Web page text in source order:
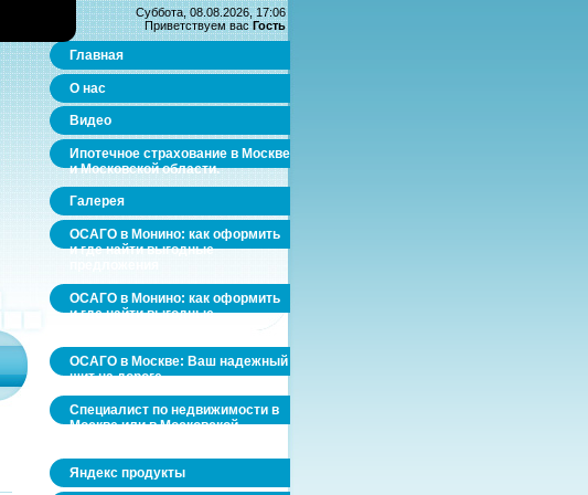
Суббота, 08.08.2026, 17:06
Приветствуем вас Гость
Главная
О нас
Видео
Ипотечное страхование в Москве
и Московской области.
Галерея
ОСАГО в Монино: как оформить
и где найти выгодные
ОСАГО в Монино: как оформить
и где найти выгодные
ОСАГО в Москве: Ваш надежный
щит на дороге
Специалист по недвижимости в
Москве или в Московской
Яндекс продукты